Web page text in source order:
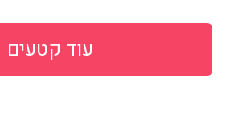
עוד קטעים